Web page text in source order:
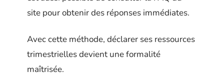
site pour obtenir des réponses immédiates.
Avec cette méthode, déclarer ses ressources
trimestrielles devient une formalité
maîtrisée.